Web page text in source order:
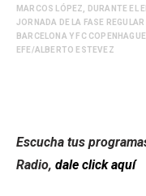
MARCOS LÓPEZ, DURANTE EL
JORNADA DE LA FASE
BARCELONA Y FC
EFE/ALBERTO ESTEVEZ
Escucha tus
Radio, dale click aquí